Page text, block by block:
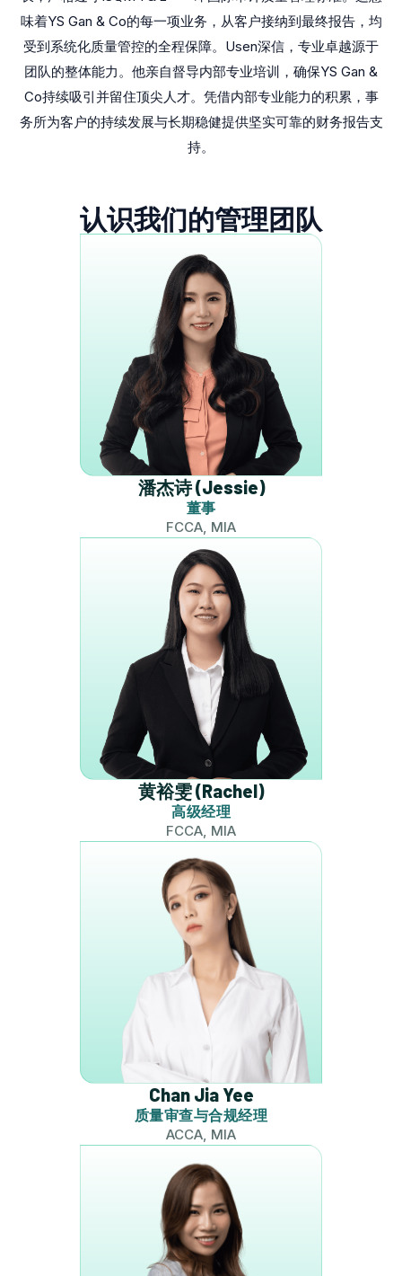
味着YS Gan & Co的每一项业务，从客户接纳到最终报告，均
受到系统化质量管控的全程保障。Usen深信，专业卓越源于
团队的整体能力。他亲自督导内部专业培训，确保YS Gan &
Co持续吸引并留住顶尖人才。凭借内部专业能力的积累，事
务所为客户的持续发展与长期稳健提供坚实可靠的财务报告支
持。
认识我们的管理团队
潘杰诗 (Jessie)
董事
FCCA, MIA
黄裕雯 (Rachel)
高级经理
FCCA, MIA
Chan Jia Yee
质量审查与合规经理
ACCA, MIA